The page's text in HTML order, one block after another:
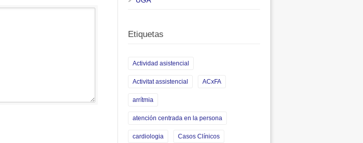
Etiquetas
Actividad asistencial
Activitat assistencial ACxFA
arrítmia
atención centrada en la persona
cardiologia Casos Clínicos